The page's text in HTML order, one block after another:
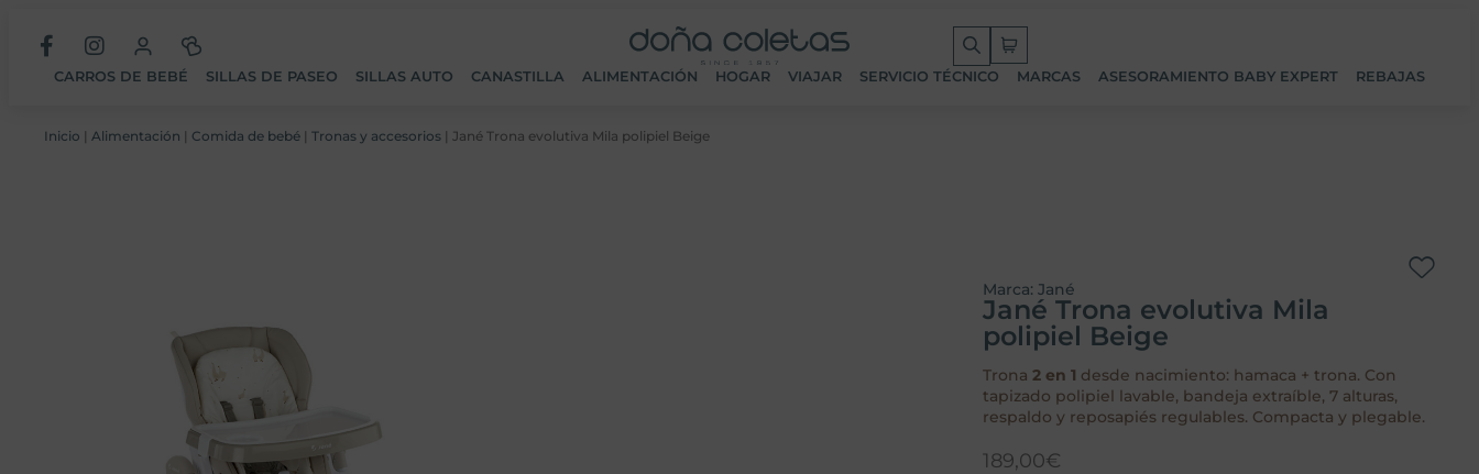
CARROS DE BEBÉ SILLAS DE PASEO SILLAS AUTO CANASTILLA ALIMENTACIÓN HOGAR VIAJAR SERVICIO TÉCNICO MARCAS ASESORAMIENTO BABY EXPERT REBAJAS
Inicio | Alimentación | Comida de bebé | Tronas y accesorios | Jané Trona evolutiva Mila polipiel Beige
Marca:Jané
Jané Trona evolutiva Mila
polipiel Beige
Trona2 en 1 desde nacimiento: hamaca + trona. Con
tapizado polipiel lavable, bandeja extraíble, 7 alturas,
respaldo y reposapiés regulables. Compacta y plegable.
189,00€